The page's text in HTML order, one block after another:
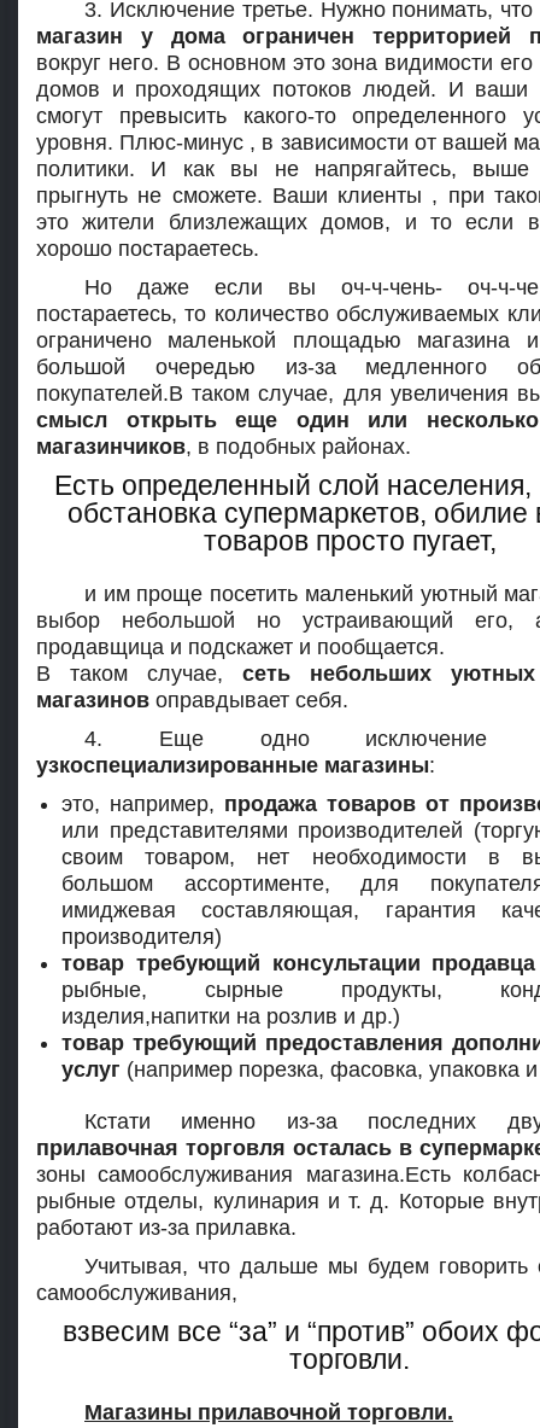
3. Исключение третье. Нужно понимать, что
магазин у дома ограничен территорией
вокруг него. В основном это зона видимости его
домов и проходящих потоков людей. И ваши
смогут превысить какого-то определенного
уровня. Плюс-минус , в зависимости от вашей
политики. И как вы не напрягайтесь,
прыгнуть не сможете. Ваши клиенты , при
это жители близлежащих домов, и то если
хорошо постараетесь.
Но даже если вы оч-ч-чень- оч-ч-
постараетесь, то количество обслуживаемых
ограничено маленькой площадью магазина
большой очередью из-за медленного
покупателей.В таком случае, для увеличения
смысл открыть еще один или
магазинчиков, в подобных районах.
Есть определенный слой населения,
обстановка супермаркетов,
товаров просто пугает,
и им проще посетить маленький уютный
выбор небольшой но устраивающий его,
продавщица и подскажет и пообщается.
В таком случае, сеть небольших
магазинов оправдывает себя.
4. Еще одно исключение
узкоспециализированные магазины:
это, например, продажа товаров от
или представителями производителей
своим товаром, нет необходимости в
большом ассортименте, для
имиджевая составляющая, гарантия
производителя)
товар требующий консультации продавца
рыбные, сырные продукты,
изделия,напитки на розлив и др.)
товар требующий предоставления
услуг (например порезка, фасовка, упаковка
Кстати именно из-за последних
прилавочная торговля осталась в
зоны самообслуживания магазина.Есть
рыбные отделы, кулинария и т. д. Которые
работают из-за прилавка.
Учитывая, что дальше мы будем говорить
самообслуживания,
взвесим все “за” и “против” обоих
торговли.
Магазины прилавочной торговли.